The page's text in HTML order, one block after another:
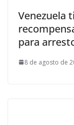
Venezuela
para
8 de agosto de